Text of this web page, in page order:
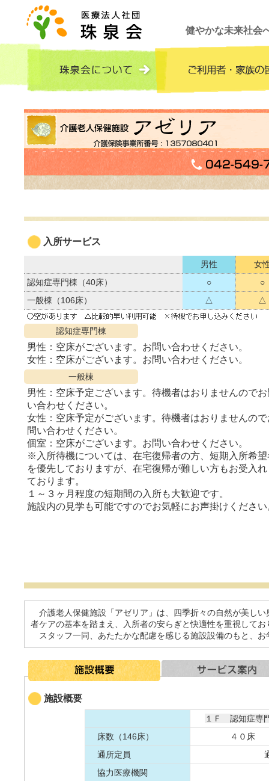
健やかな未来社会
入所サービス
男性
女
認知症専門棟（40床）
○
○
一般棟（106床）
△ △
認知症専門棟
男性：空床がございます。お問い合わせください。
女性：空床がございます。お問い合わせください。
一般棟
男性：空床予定ございます。待機者はおりませんのでお
い合わせください。
女性：空床予定がございます。待機者はおりませんので
問い合わせください。
個室：空床がございます。お問い合わせください。
※入所待機については、在宅復帰者の方、短期入所希望
を優先しておりますが、在宅復帰が難しい方もお受入れ
ております。
１～３ヶ月程度の短期間の入所も大歓迎です。
施設内の見学も可能ですのでお気軽にお声掛けください
介護老人保健施設「アゼリア」は、四季折々の自然が美し
者ケアの基本を踏まえ、入所者の安らぎと快適性を重視して
スタッフ一同、あたたかな配慮を感じる施設設備のもと、
施設概要
１Ｆ 認知症専
床数（146床）
４０床
通所定員
協力医療機関